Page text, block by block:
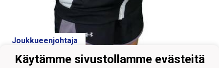
Joukkueenjohtaja
Lindfors Lauridsen Lotta
Käytämme sivustollamme evästeitä